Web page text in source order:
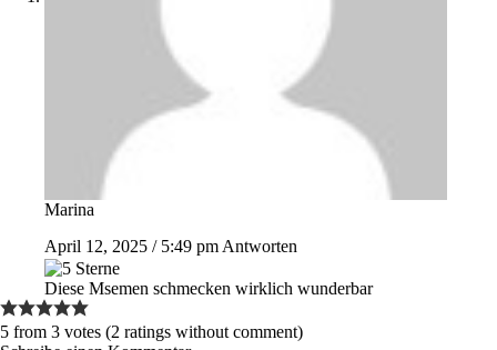
Marina
April 12, 2025 / 5:49 pm Antworten
Diese Msemen schmecken wirklich wunderbar
5 from 3 votes (2 ratings without comment)